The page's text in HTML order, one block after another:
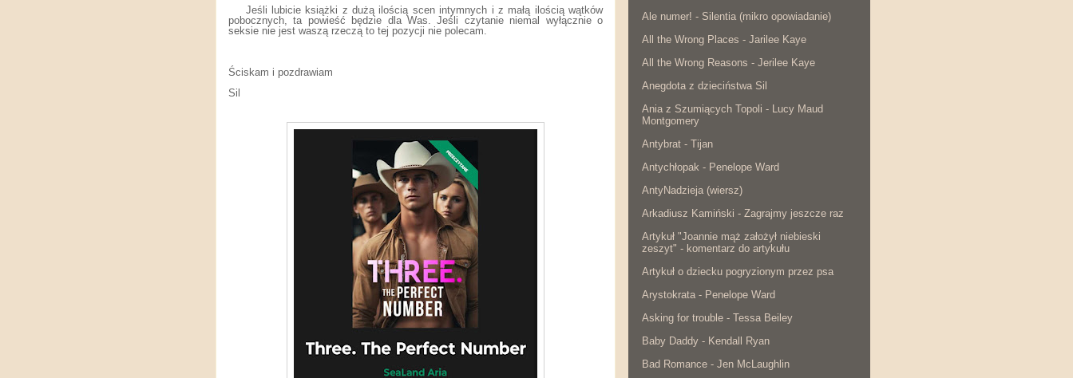
Jeśli lubicie książki z dużą ilością scen intymnych i z małą ilością wątków
pobocznych, ta powieść będzie dla Was. Jeśli czytanie niemal wyłącznie o
seksie nie jest waszą rzeczą to tej pozycji nie polecam.
Ściskam i pozdrawiam
Sil
Ale numer! - Silentia (mikro opowiadanie)
All the Wrong Places - Jarilee Kaye
All the Wrong Reasons - Jerilee Kaye
Anegdota z dzieciństwa Sil
Ania z Szumiących Topoli - Lucy Maud
Montgomery
Antybrat - Tijan
Antychłopak - Penelope Ward
AntyNadzieja (wiersz)
Arkadiusz Kamiński - Zagrajmy jeszcze raz
Artykuł "Joannie mąż założył niebieski
zeszyt" - komentarz do artykułu
Artykuł o dziecku pogryzionym przez psa
Arystokrata - Penelope Ward
Asking for trouble - Tessa Beiley
Baby Daddy - Kendall Ryan
Bad Romance - Jen McLaughlin